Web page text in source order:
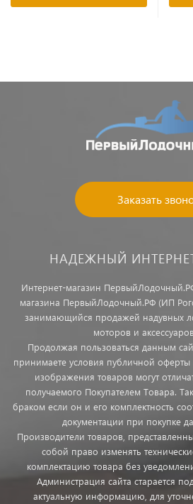
Заказать
НАДЕЖНЫЙ
Интернет-магазин
магазина ПервыйЛодочный.РФ (ИП
занимающийся продажей надувных
моторов и
Продолжая пользоваться данным
принимаете условия публичной оферты
изображения товаров могут
получаемого Покупателем Товара.
браком если он и его комплектность
документации при покупке
Производители товаров,
собой право изменять
комплектацию товара без
Администрация сайта старается
актуальную информацию, для